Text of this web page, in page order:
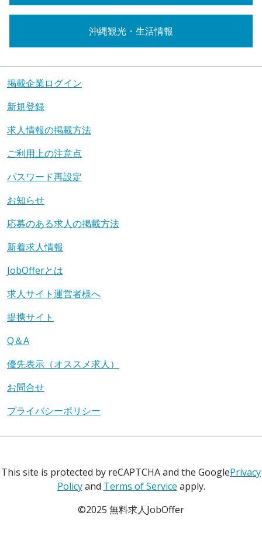
沖縄観光・生活情報
掲載企業ログイン
新規登録
求人情報の掲載方法
ご利用上の注意点
パスワード再設定
お知らせ
応募のある求人の掲載方法
新着求人情報
JobOfferとは
求人サイト運営者様へ
提携サイト
Q＆A
優先表示（オススメ求人）
お問合せ
プライバシーポリシー
This site is protected by reCAPTCHA and the GooglePrivacy
Policyand Terms of Service apply.
©2025 無料求人JobOffer